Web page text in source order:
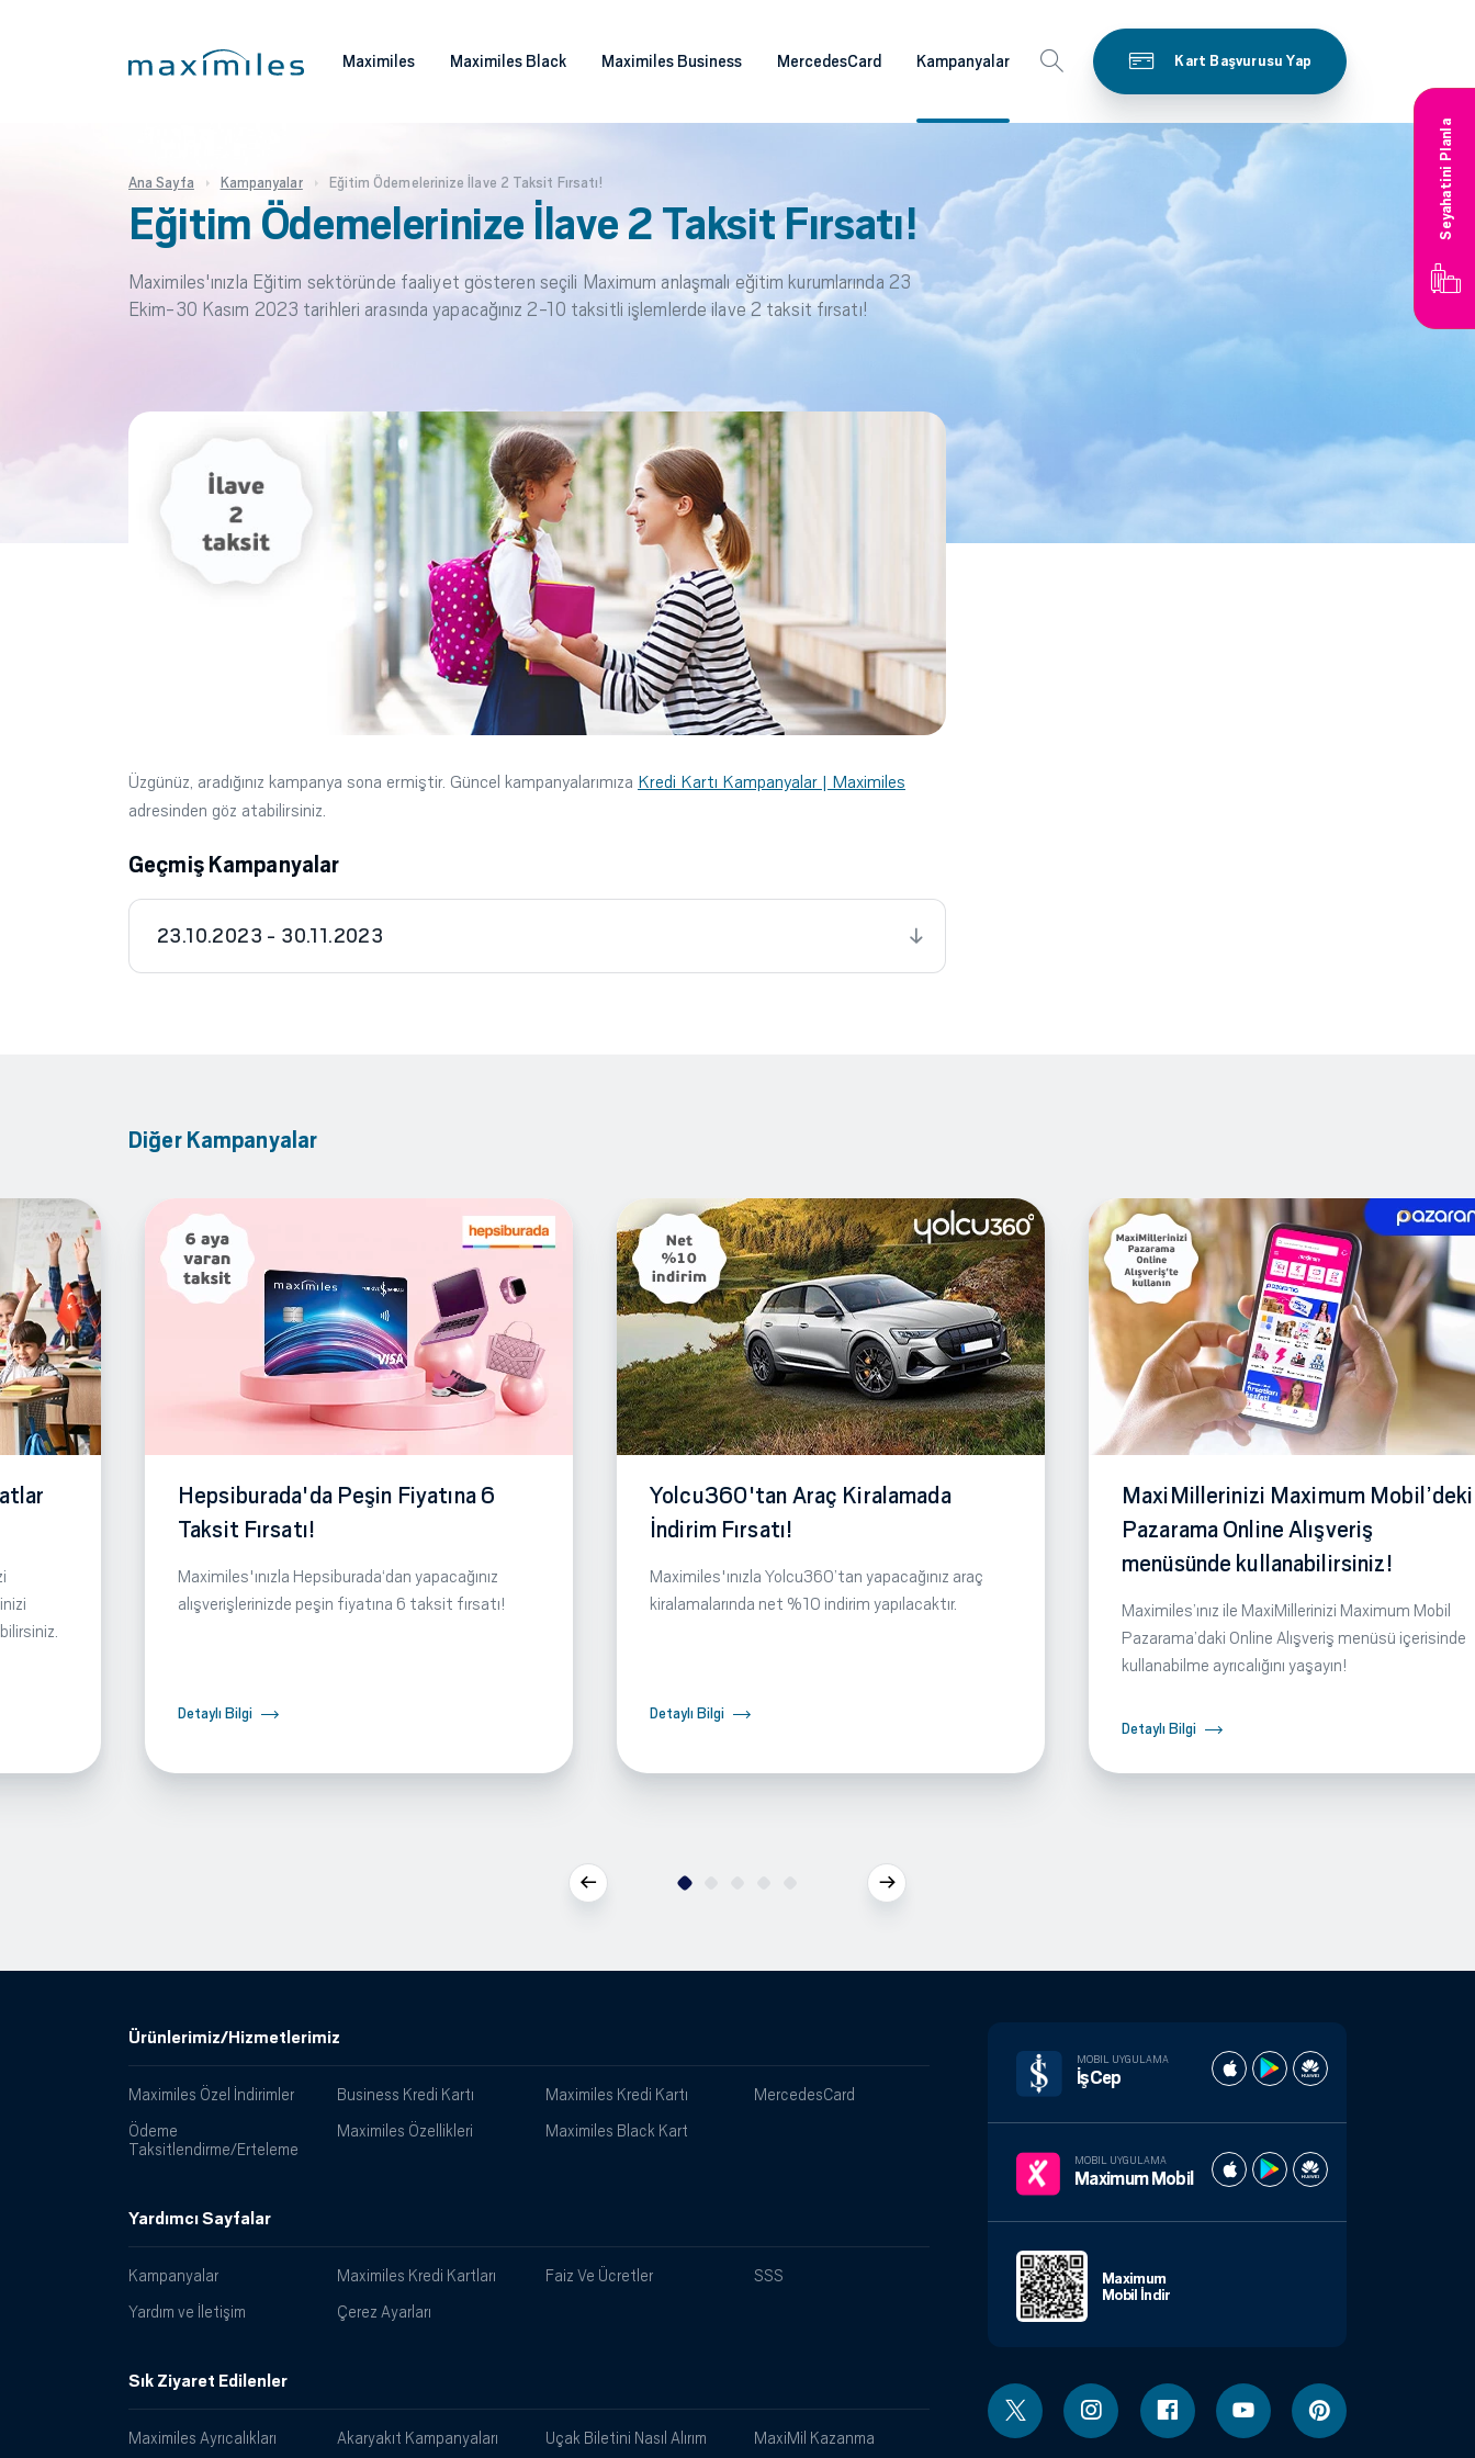
Maximiles Maximiles Black Maximiles Business MercedesCard Kampanyalar Kart Başvurusu Yap
Seyahatini Planla
Ana Sayfa Kampanyalar Eğitim Ödemelerinize İlave 2 Taksit Fırsatı!
Eğitim Ödemelerinize İlave 2 Taksit Fırsatı!
Maximiles'ınızla Eğitim sektöründe faaliyet gösteren seçili Maximum anlaşmalı eğitim kurumlarında 23
Ekim-30 Kasım 2023 tarihleri arasında yapacağınız 2-10 taksitli işlemlerde ilave 2 taksit fırsatı!
Üzgünüz, aradığınız kampanya sona ermiştir. Güncel kampanyalarımıza Kredi Kartı Kampanyalar | Maximiles
adresinden göz atabilirsiniz.
Geçmiş Kampanyalar
23.10.2023 - 30.11.2023
Diğer Kampanyalar
Hepsiburada'da Peşin Fiyatına 6
Taksit Fırsatı!
Maximiles'ınızla Hepsiburada‘dan yapacağınız
alışverişlerinizde peşin fiyatına 6 taksit fırsatı!
Detaylı Bilgi
Yolcu360'tan Araç Kiralamada
İndirim Fırsatı!
Maximiles'ınızla Yolcu360’tan yapacağınız araç
kiralamalarında net %10 indirim yapılacaktır.
Detaylı Bilgi
MaxiMillerinizi Maximum Mobil’deki
Pazarama Online Alışveriş
menüsünde kullanabilirsiniz!
Maximiles’ınız ile MaxiMillerinizi Maximum Mobil
Pazarama’daki Online Alışveriş menüsü içerisinde
kullanabilme ayrıcalığını yaşayın!
Detaylı Bilgi
Ürünlerimiz/Hizmetlerimiz
Maximiles Özel İndirimler Business Kredi Kartı Maximiles Kredi Kartı
MercedesCard
Ödeme
Taksitlendirme/Erteleme
Maximiles Özellikleri Maximiles Black Kart
Yardımcı Sayfalar
Kampanyalar Maximiles Kredi Kartları Faiz Ve Ücretler
SSS
Yardım ve İletişim
Çerez Ayarları
Sık Ziyaret Edilenler
Maximiles Ayrıcalıkları Akaryakıt Kampanyaları Uçak Biletini Nasıl Alırım MaxiMil Kazanma
MOBIL UYGULAMA
İşCep
MOBIL UYGULAMA
Maximum Mobil
Maximum
Mobil İndir